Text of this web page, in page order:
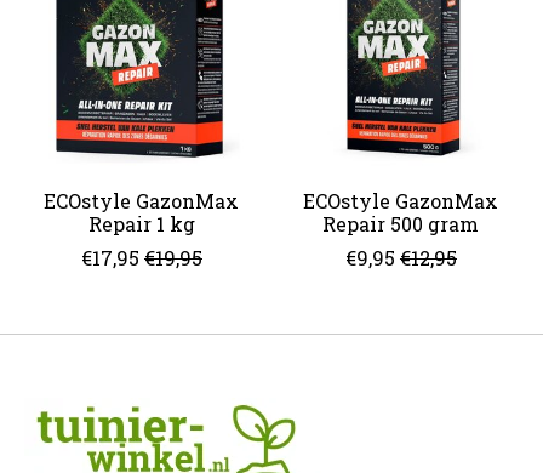
ECOstyle GazonMax
Repair 1 kg
€17,95 €19,95
ECOstyle GazonMax
Repair 500 gram
€9,95 €12,95